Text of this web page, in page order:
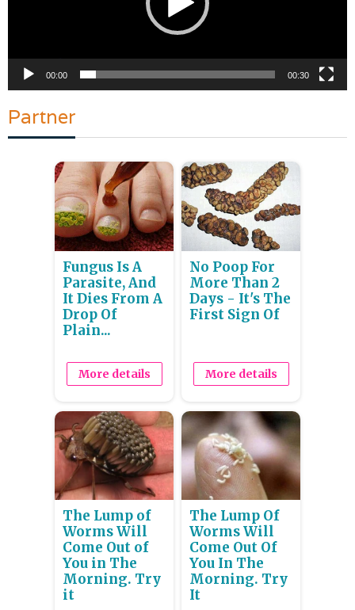
00:00 00:30
Partner
Fungus Is A
Parasite, And
It Dies From A
Drop Of
Plain...
More details
No Poop For
More Than 2
Days - It's The
First Sign Of
More details
The Lump of
Worms Will
Come Out of
You in The
Morning. Try
it
The Lump Of
Worms Will
Come Out Of
You In The
Morning. Try
It